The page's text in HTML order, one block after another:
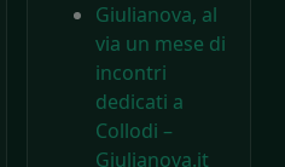
Giulianova, al
via un mese di
incontri
dedicati a
Collodi –
Giulianova.it